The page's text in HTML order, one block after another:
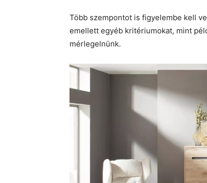
Több szempontot is figyelembe kell
emellett egyéb kritériumokat, mint
mérlegelnünk.